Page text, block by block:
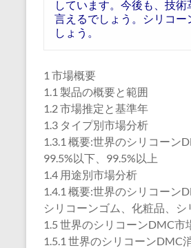
しています。今後も、技
言えるでしょう。シリコ
しょう。
1 市場概要
1.1 製品の概要と範囲
1.2 市場推定と基準年
1.3 タイプ別市場分析
1.3.1 概要:世界のシリコーン
99.5%以下、99.5%以上
1.4 用途別市場分析
1.4.1 概要:世界のシリコーン
シリコーンゴム、化粧品、
1.5 世界のシリコーンDMC市
1.5.1 世界のシリコーンDMC